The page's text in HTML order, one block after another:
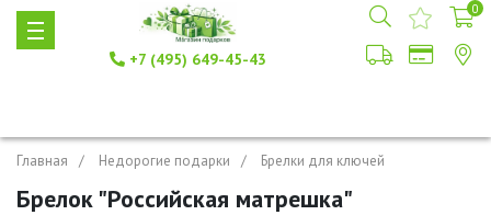
+7 (495) 649-45-43
0
Главная Недорогие подарки Брелки для ключей
Брелок "Российская матрешка"